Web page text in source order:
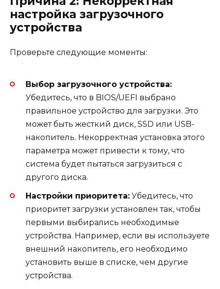
настройка загрузочного
устройства
Проверьте следующие моменты:
Выбор загрузочного устройства:
Убедитесь, что в BIOS/UEFI выбрано
правильное устройство для загрузки. Это
может быть жесткий диск, SSD или USB-
накопитель. Некорректная установка этого
параметра может привести к тому, что
система будет пытаться загрузиться с
другого диска.
Настройки приоритета: Убедитесь, что
приоритет загрузки установлен так, чтобы
первыми выбирались необходимые
устройства. Например, если вы используете
внешний накопитель, его необходимо
установить выше в списке, чем другие
устройства.